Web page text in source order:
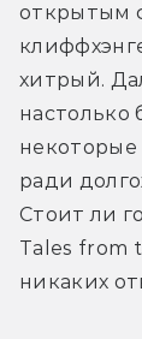
открытым
хитрый.
настолько
некоторые
ради
Стоит ли
Tales from
никаких